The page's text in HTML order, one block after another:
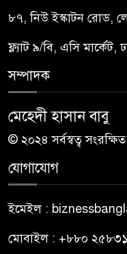
৮৭, নিউ ইস্কাটন রোড,
ফ্ল্যাট ৯/বি, এসি মার্কেট,
সম্পাদক
মেহেদী হাসান বাবু
© ২০২৪ সর্বস্বত্ব
যোগাযোগ
ইমেইল :
মোবাইল : +৮৮০